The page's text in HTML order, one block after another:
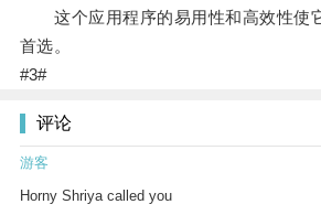
这个应用程序的易用性和高效性使
首选。
#3#
评论
游客
Horny Shriya called you